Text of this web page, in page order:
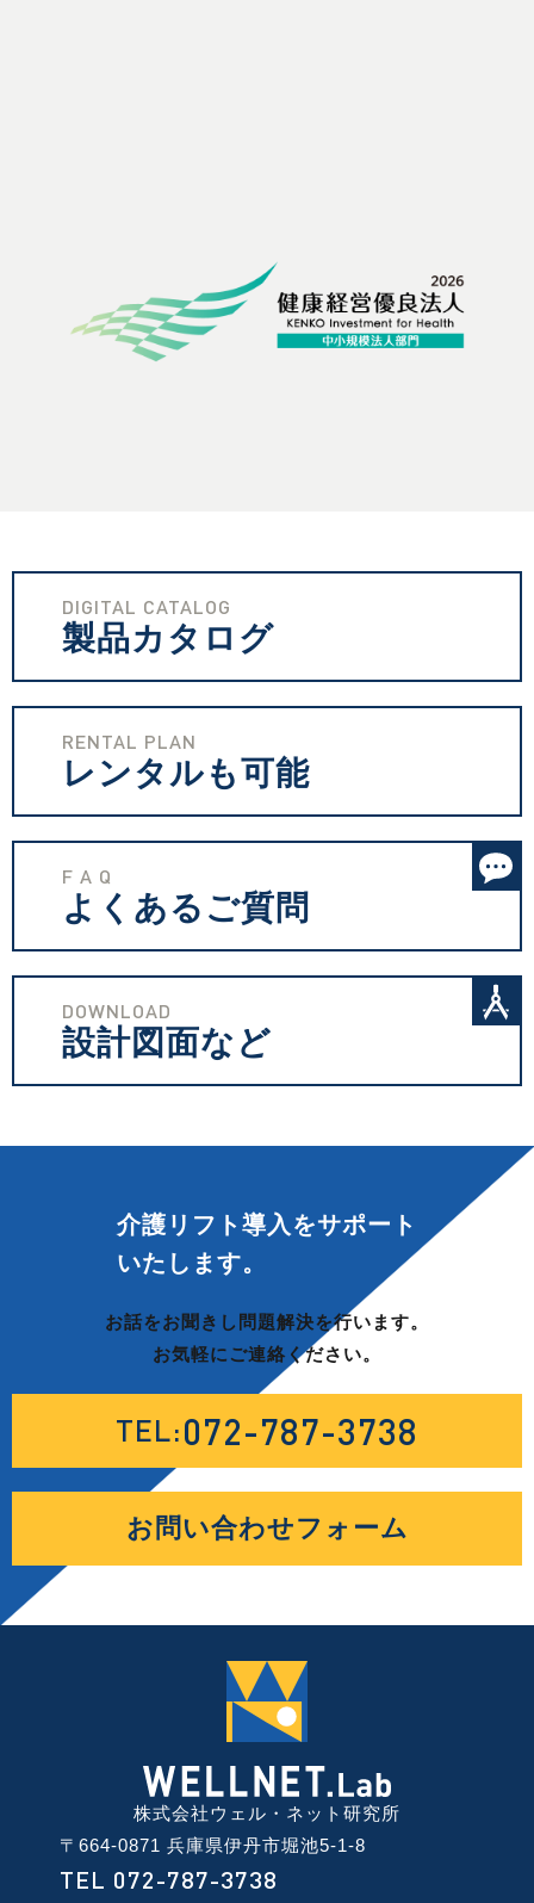
DIGITAL CATALOG
製品カタログ
RENTAL PLAN
レンタルも可能
F A Q
よくあるご質問
DOWNLOAD
設計図面など
介護リフト導入をサポート
いたします。
お話をお聞きし問題解決を行います。
お気軽にご連絡ください。
TEL:072-787-3738
お問い合わせフォーム
株式会社ウェル・ネット研究所
〒664-0871 兵庫県伊丹市堀池5-1-8
TEL 072-787-3738